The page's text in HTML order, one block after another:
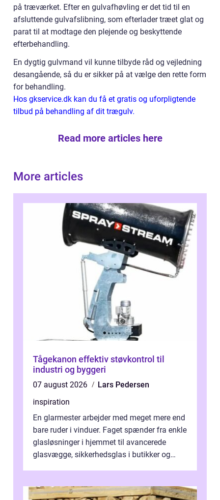
på træværket. Efter en gulvafhøvling er det tid til en
afsluttende gulvafslibning, som efterlader træet glat og
parat til at modtage den plejende og beskyttende
efterbehandling.
En dygtig gulvmand vil kunne tilbyde råd og vejledning
desangående, så du er sikker på at vælge den rette form
for behandling.
Hos gkservice.dk kan du få et gratis og uforpligtende
tilbud på behandling af dit trægulv.
Read more articles here
More articles
Tågekanon effektiv støvkontrol til
industri og byggeri
07 august 2026
Lars Pedersen
inspiration
En glarmester arbejder med meget mere end
bare ruder i vinduer. Faget spænder fra enkle
glasløsninger i hjemmet til avancerede
glasvægge, sikkerhedsglas i butikker og